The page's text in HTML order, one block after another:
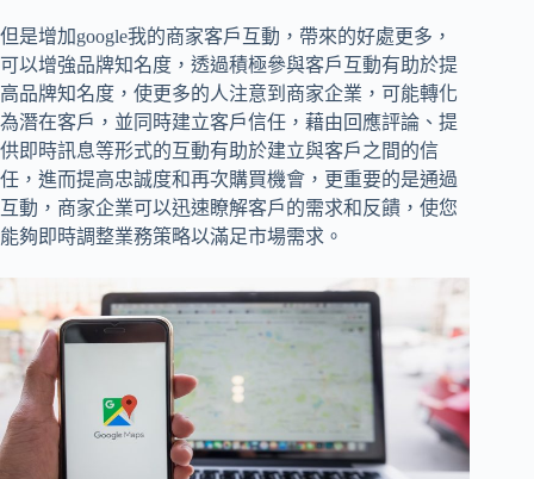
但是增加google我的商家客戶互動，帶來的好處更多，
可以增強品牌知名度，透過積極參與客戶互動有助於提
高品牌知名度，使更多的人注意到商家企業，可能轉化
為潛在客戶，並同時建立客戶信任，藉由回應評論、提
供即時訊息等形式的互動有助於建立與客戶之間的信
任，進而提高忠誠度和再次購買機會，更重要的是通過
互動，商家企業可以迅速瞭解客戶的需求和反饋，使您
能夠即時調整業務策略以滿足市場需求。